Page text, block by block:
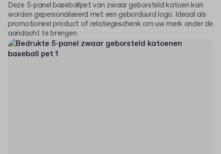
Deze 5-panel baseballpet van zwaar geborsteld katoen kan
worden gepersonaliseerd met een geborduurd logo. Ideaal als
promotioneel product of relatiegeschenk om uw merk onder de
aandacht te brengen.